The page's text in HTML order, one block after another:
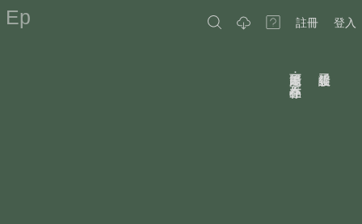
Ep 註冊 登入
原因可能是：作品不存在